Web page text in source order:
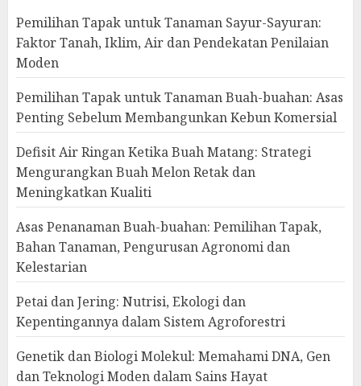
Pemilihan Tapak untuk Tanaman Sayur-Sayuran:
Faktor Tanah, Iklim, Air dan Pendekatan Penilaian
Moden
Pemilihan Tapak untuk Tanaman Buah-buahan: Asas
Penting Sebelum Membangunkan Kebun Komersial
Defisit Air Ringan Ketika Buah Matang: Strategi
Mengurangkan Buah Melon Retak dan
Meningkatkan Kualiti
Asas Penanaman Buah-buahan: Pemilihan Tapak,
Bahan Tanaman, Pengurusan Agronomi dan
Kelestarian
Petai dan Jering: Nutrisi, Ekologi dan
Kepentingannya dalam Sistem Agroforestri
Genetik dan Biologi Molekul: Memahami DNA, Gen
dan Teknologi Moden dalam Sains Hayat